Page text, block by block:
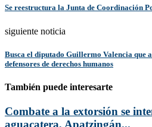
Se reestructura la Junta de Coordinación
siguiente noticia
Busca el diputado Guillermo Valencia que
defensores de derechos humanos
También puede interesarte
Combate a la extorsión se
aguacatera, Apatzingán...